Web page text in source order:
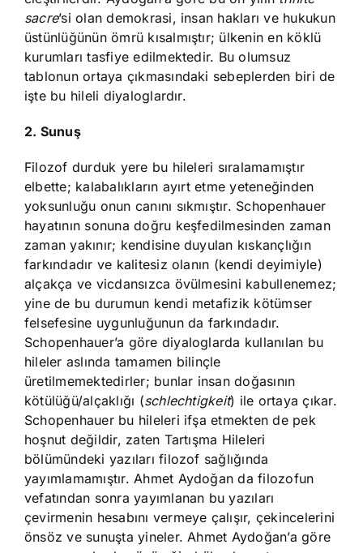
sacre’si olan demokrasi, insan hakları ve hukukun
üstünlüğünün ömrü kısalmıştır; ülkenin en köklü
kurumları tasfiye edilmektedir. Bu olumsuz
tablonun ortaya çıkmasındaki sebeplerden biri de
işte bu hileli diyaloglardır.
2. Sunuş
Filozof durduk yere bu hileleri sıralamamıştır
elbette; kalabalıkların ayırt etme yeteneğinden
yoksunluğu onun canını sıkmıştır. Schopenhauer
hayatının sonuna doğru keşfedilmesinden zaman
zaman yakınır; kendisine duyulan kıskançlığın
farkındadır ve kalitesiz olanın (kendi deyimiyle)
alçakça ve vicdansızca övülmesini kabullenemez;
yine de bu durumun kendi metafizik kötümser
felsefesine uygunluğunun da farkındadır.
Schopenhauer’a göre diyaloglarda kullanılan bu
hileler aslında tamamen bilinçle
üretilmemektedirler; bunlar insan doğasının
kötülüğü/alçaklığı (schlechtigkeit) ile ortaya çıkar.
Schopenhauer bu hileleri ifşa etmekten de pek
hoşnut değildir, zaten Tartışma Hileleri
bölümündeki yazıları filozof sağlığında
yayımlamamıştır. Ahmet Aydoğan da filozofun
vefatından sonra yayımlanan bu yazıları
çevirmenin hesabını vermeye çalışır, çekincelerini
önsöz ve sunuşta yineler. Ahmet Aydoğan’a göre